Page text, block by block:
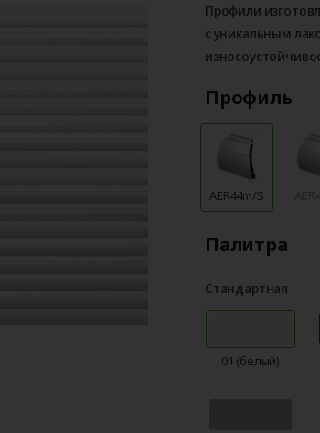
Профили
с уникальным
Профиль
AER44m/S
Палитра
Стандартная
01 (белый)